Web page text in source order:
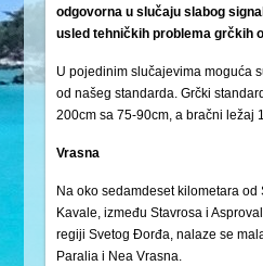
odgovorna u slučaju slabog
usled tehničkih problema grčkih
U pojedinim slučajevima moguća
od našeg standarda. Grčki
200cm sa 75-90cm, a bračni ležaj
Vrasna
Na oko sedamdeset kilometara od
Kavale, između Stavrosa i
regiji Svetog Đorđa, nalaze se
Paralia i Nea Vrasna.